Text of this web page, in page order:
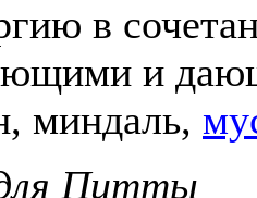
в
и
миндаль,
Питты